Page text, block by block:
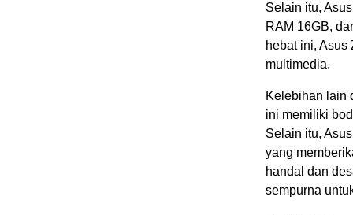
Selain itu,
RAM 16GB,
hebat ini,
multimedia.
Kelebihan lain
ini memiliki
Selain itu,
yang
handal dan
sempurna